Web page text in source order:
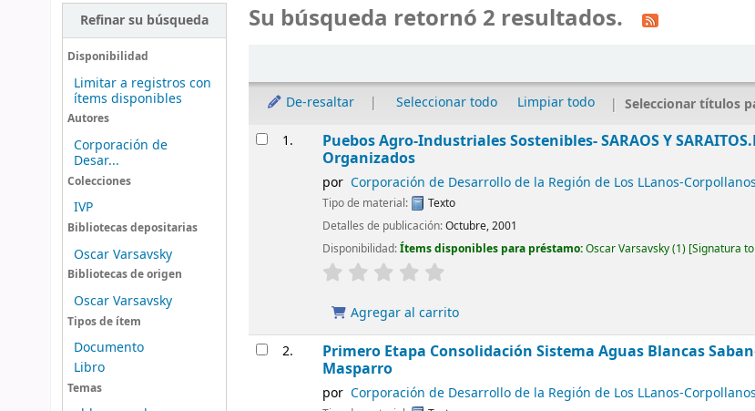
Refinar su búsqueda
Disponibilidad
Limitar a registros con
ítems disponibles
Autores
Corporación de
Desar...
Colecciones
IVP
Bibliotecas depositarias
Oscar Varsavsky
Bibliotecas de origen
Oscar Varsavsky
Tipos de ítem
Documento
Libro
Temas
Su búsqueda retornó 2 resultados.
De-resaltar Seleccionar todo Limpiar todo Seleccionar títulos
Resultados
1.
Puebos Agro-Industriales Sostenibles- SARAOS Y
Organizados
por Corporación de Desarrollo de la Región de Los LLanos-
Tipo de material:
Texto
Detalles de publicación:Octubre, 2001
Disponibilidad:Ítems disponibles para préstamo:Oscar Varsavsky(1) Signatura
Agregar al carrito
2.
Primero Etapa Consolidación Sistema Aguas Blancas
Masparro
por Corporación de Desarrollo de la Región de Los LLanos-